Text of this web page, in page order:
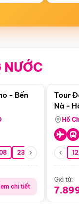
NƯỚC
nổi bật
- Bến
23/08 30/08
chi tiết
Tour
Nà -
Nha
Hồ
Giá từ: